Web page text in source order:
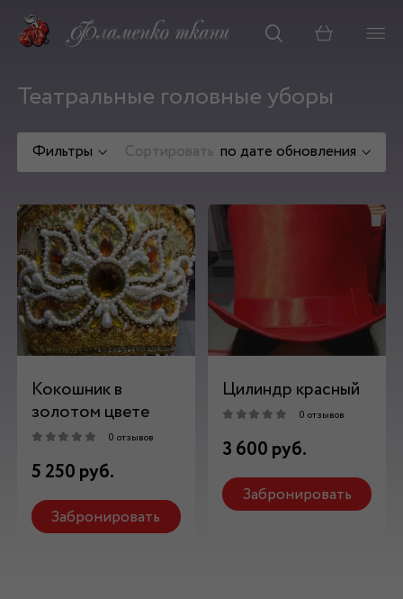
Корзина
Театральные головные уборы
Фильтры Сортировать по дате обновления
Кокошник в
золотом цвете
0 отзывов
5 250 руб.
Забронировать
Цилиндр красный
0 отзывов
3 600 руб.
Забронировать